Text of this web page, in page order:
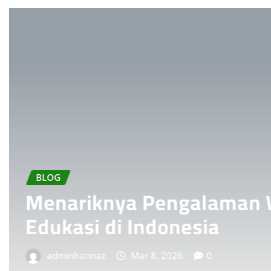
Pengalaman Wisata
Mar 8, 2026 0